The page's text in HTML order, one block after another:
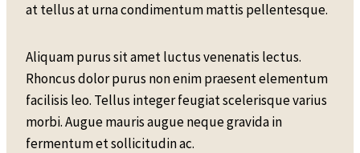
at tellus at urna condimentum mattis pellentesque.
Aliquam purus sit amet luctus venenatis lectus.
Rhoncus dolor purus non enim praesent elementum
facilisis leo. Tellus integer feugiat scelerisque varius
morbi. Augue mauris augue neque gravida in
fermentum et sollicitudin ac.